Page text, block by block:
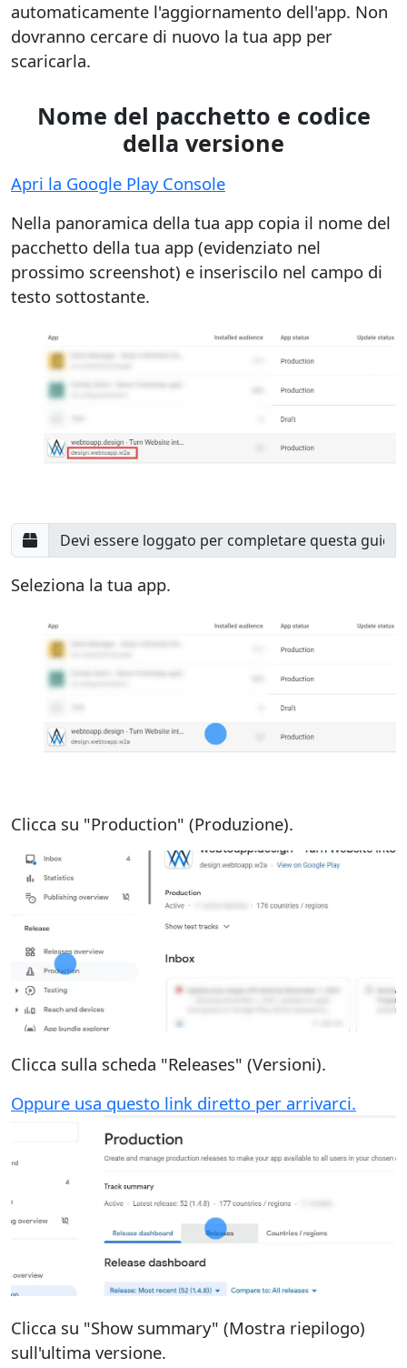
automaticamente l'aggiornamento dell'app. Non
dovranno cercare di nuovo la tua app per
scaricarla.
Nome del pacchetto e codice
della versione
Apri la Google Play Console
Nella panoramica della tua app copia il nome del
pacchetto della tua app (evidenziato nel
prossimo screenshot) e inseriscilo nel campo di
testo sottostante.
Seleziona la tua app.
Clicca su "Production" (Produzione).
Clicca sulla scheda "Releases" (Versioni).
Oppure usa questo link diretto per arrivarci.
Clicca su "Show summary" (Mostra riepilogo)
sull'ultima versione.